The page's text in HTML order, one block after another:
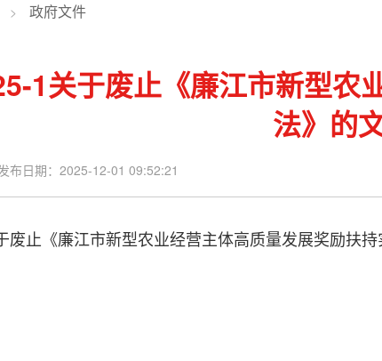
> 政府文件
1关于废止《廉江市新型农
法》的
布日期：2025-12-01 09:52:21
废止《廉江市新型农业经营主体高质量发展奖励扶